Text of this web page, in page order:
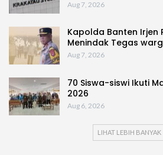
Aug 7, 2026
Kapolda Banten Irjen
Menindak Tegas
Aug 7, 2026
70 Siswa-siswi Ikuti
2026
Aug 6, 2026
LIHAT LEBIH BANYAK